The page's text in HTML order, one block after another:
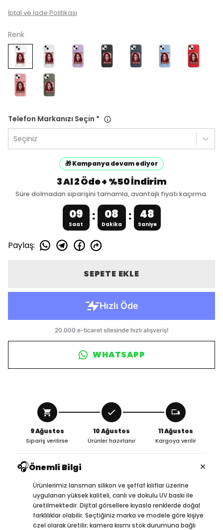
İptal ve İade Politikası
Renk
Telefon Markanızı Seçin *
Seçiniz
🎁 Kampanya devam ediyor
3 Al 2 Öde + %50 İndirim
Süre dolmadan siparişini tamamla, avantajlı fiyatı kaçırma.
09
Saat
: 08
Dakika
: 48
Saniye
Paylaş:
SEPETE EKLE
WHATSAPP
9 Ağustos
Sipariş verilirse
10 Ağustos
Ürünler hazırlanır
11 Ağustos
Kargoya verilir
🎧Önemli Bilgi ×
Ürünlerimiz lansman silikon ve şeffaf kılıflar üzerine
uygulanan yüksek kaliteli, canlı ve dokulu UV baskı ile
üretilmektedir. Dijital görsellere kıyasla renklerde doğal
farklılıklar olabilir. Seçtiğiniz marka ve modele göre kişiye
özel olarak üretilir; kamera kısmı stok durumuna bağlı